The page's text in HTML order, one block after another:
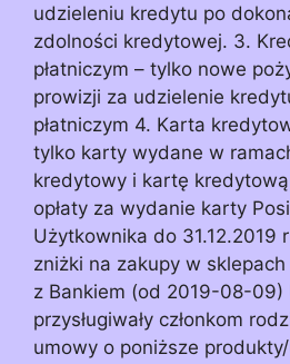
udzieleniu kredytu po
zdolności kredytowej. 3.
płatniczym – tylko nowe
prowizji za udzielenie
płatniczym 4. Karta
tylko karty wydane w
kredytowy i kartę
opłaty za wydanie karty
Użytkownika do 31.12.2019
zniżki na zakupy w sklepach
z Bankiem (od 2019-08-09)
przysługiwały członkom
umowy o poniższe produkty/